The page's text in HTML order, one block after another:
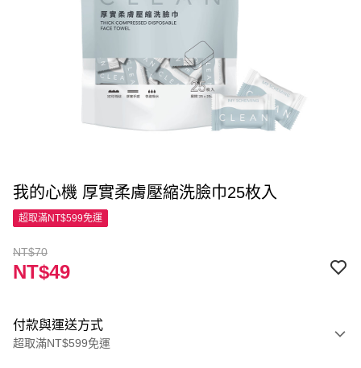
我的心機 厚實柔膚壓縮洗臉巾25枚入
超取滿NT$599免運
NT$70
NT$49
付款與運送方式
超取滿NT$599免運